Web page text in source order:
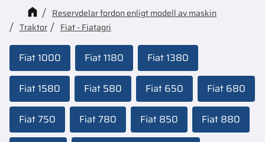
Reservdelar fordon enligt modell av maskin
Traktor
Fiat - Fiatagri
Fiat 1000 Fiat 1180 Fiat 1380
Fiat 1580 Fiat 580 Fiat 650 Fiat 680
Fiat 750 Fiat 780 Fiat 850 Fiat 880